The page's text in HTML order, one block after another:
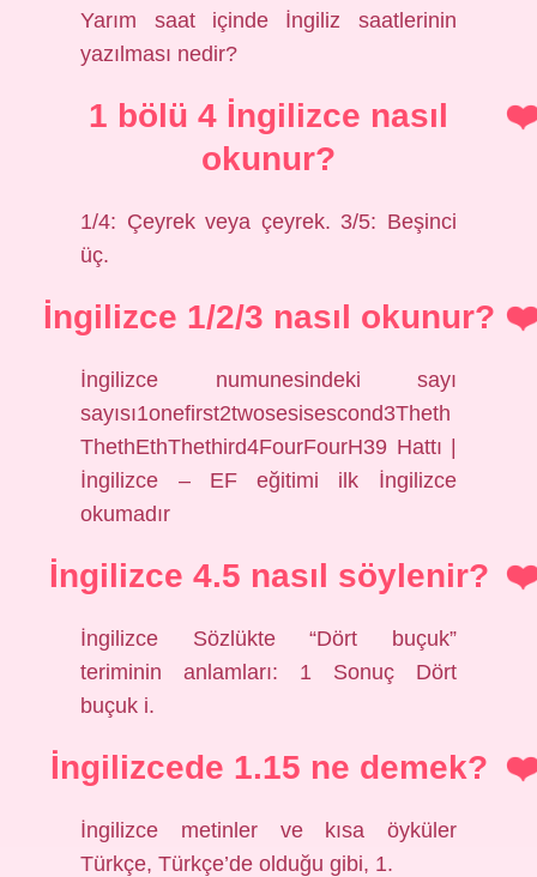
Yarım saat içinde İngiliz saatlerinin
yazılması nedir?
1 bölü 4 İngilizce nasıl
okunur?
1/4: Çeyrek veya çeyrek. 3/5: Beşinci
üç.
İngilizce 1/2/3 nasıl okunur?
İngilizce numunesindeki sayı
sayısı1onefirst2twosesisescond3Theth
ThethEthThethird4FourFourH39 Hattı |
İngilizce – EF eğitimi ilk İngilizce
okumadır
İngilizce 4.5 nasıl söylenir?
İngilizce Sözlükte “Dört buçuk”
teriminin anlamları: 1 Sonuç Dört
buçuk i.
İngilizcede 1.15 ne demek?
İngilizce metinler ve kısa öyküler
Türkçe, Türkçe’de olduğu gibi, 1.